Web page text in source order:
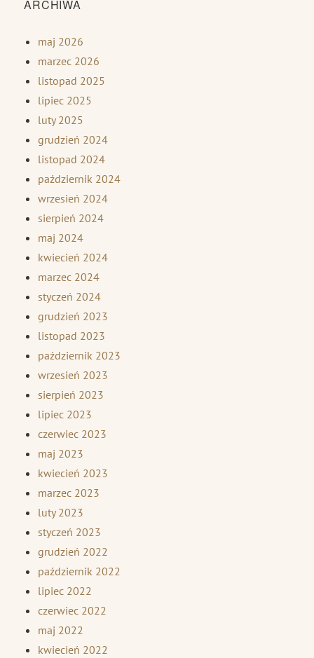
ARCHIWA
maj 2026
marzec 2026
listopad 2025
lipiec 2025
luty 2025
grudzień 2024
listopad 2024
październik 2024
wrzesień 2024
sierpień 2024
maj 2024
kwiecień 2024
marzec 2024
styczeń 2024
grudzień 2023
listopad 2023
październik 2023
wrzesień 2023
sierpień 2023
lipiec 2023
czerwiec 2023
maj 2023
kwiecień 2023
marzec 2023
luty 2023
styczeń 2023
grudzień 2022
październik 2022
lipiec 2022
czerwiec 2022
maj 2022
kwiecień 2022